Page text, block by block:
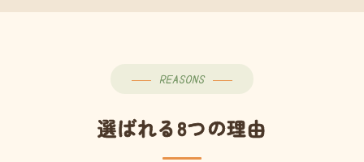
REASONS
選ばれる8つの理由